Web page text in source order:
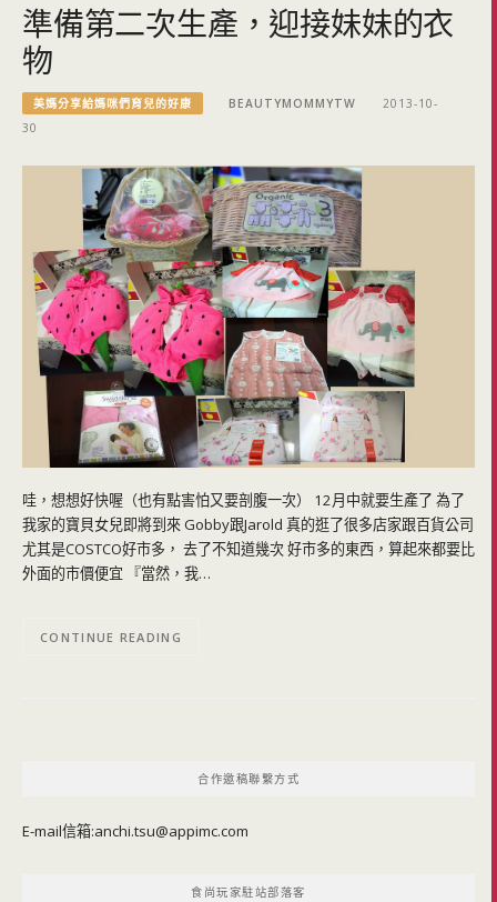
準備第二次生產，迎接妹妹的衣
物
美媽分享給媽咪們育兒的好康 BEAUTYMOMMYTW
2013-10-
30
哇，想想好快喔（也有點害怕又要剖腹一次） 12月中就要生產了 為了
我家的寶貝女兒即將到來 Gobby跟Jarold 真的逛了很多店家跟百貨公司
尤其是COSTCO好市多， 去了不知道幾次 好市多的東西，算起來都要比
外面的市價便宜 『當然，我…
CONTINUE READING
合作邀稿聯繫方式
E-mail信箱:anchi.tsu@appimc.com
食尚玩家駐站部落客